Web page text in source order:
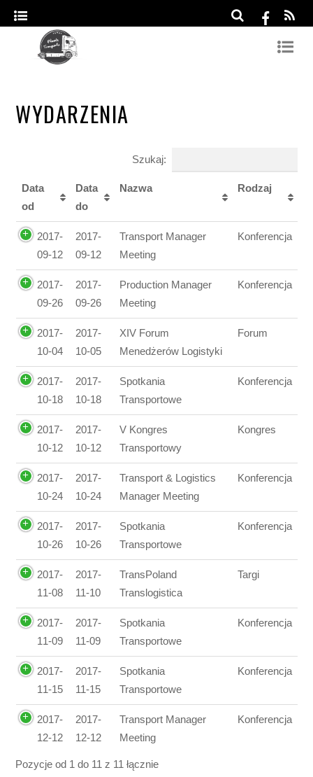
WYDARZENIA
Szukaj:
Data
od
Data
do
Nazwa Rodzaj
2017-
09-12
2017-
09-12
Transport Manager
Meeting
Konferencja
2017-
09-26
2017-
09-26
Production Manager
Meeting
Konferencja
2017-
10-04
2017-
10-05
XIV Forum
Menedżerów Logistyki
Forum
2017-
10-18
2017-
10-18
Spotkania
Transportowe
Konferencja
2017-
10-12
2017-
10-12
V Kongres
Transportowy
Kongres
2017-
10-24
2017-
10-24
Transport & Logistics
Manager Meeting
Konferencja
2017-
10-26
2017-
10-26
Spotkania
Transportowe
Konferencja
2017-
11-08
2017-
11-10
TransPoland
Translogistica
Targi
2017-
11-09
2017-
11-09
Spotkania
Transportowe
Konferencja
2017-
11-15
2017-
11-15
Spotkania
Transportowe
Konferencja
2017-
12-12
2017-
12-12
Transport Manager
Meeting
Konferencja
Pozycje od 1 do 11 z 11 łącznie